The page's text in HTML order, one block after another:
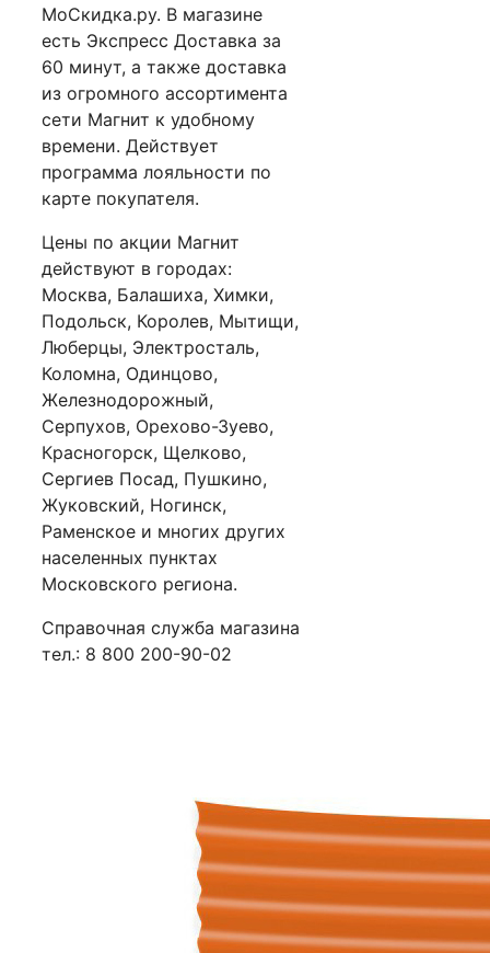
МоСкидка.ру. В магазине
есть Экспресс Доставка за
60 минут, а также доставка
из огромного ассортимента
сети Магнит к удобному
времени. Действует
программа лояльности по
карте покупателя.
Цены по акции Магнит
действуют в городах:
Москва, Балашиха, Химки,
Подольск, Королев, Мытищи,
Люберцы, Электросталь,
Коломна, Одинцово,
Железнодорожный,
Серпухов, Орехово-Зуево,
Красногорск, Щелково,
Сергиев Посад, Пушкино,
Жуковский, Ногинск,
Раменское и многих других
населенных пунктах
Московского региона.
Справочная служба магазина
тел.: 8 800 200-90-02